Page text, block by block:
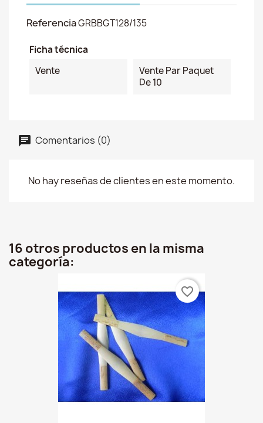
ReferenciaGRBBGT128/135
Ficha técnica
Vente
Vente Par Paquet
De 10
Comentarios (0)
No hay reseñas de clientes en este momento.
16 otros productos en la misma
categoría:
favorite_border